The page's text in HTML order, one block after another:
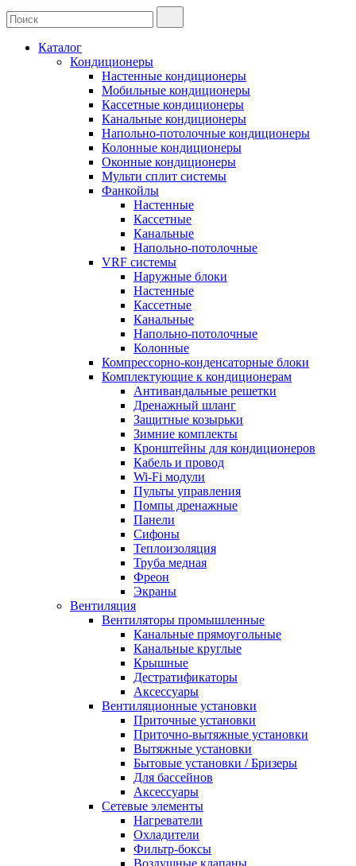
Каталог
Кондиционеры
Настенные кондиционеры
Мобильные кондиционеры
Кассетные кондиционеры
Канальные кондиционеры
Напольно-потолочные кондиционеры
Колонные кондиционеры
Оконные кондиционеры
Мульти сплит системы
Фанкойлы
Настенные
Кассетные
Канальные
Напольно-потолочные
VRF системы
Наружные блоки
Настенные
Кассетные
Канальные
Напольно-потолочные
Колонные
Компрессорно-конденсаторные блоки
Комплектующие к кондиционерам
Антивандальные решетки
Дренажный шланг
Защитные козырьки
Зимние комплекты
Кронштейны для кондиционеров
Кабель и провод
Wi-Fi модули
Пульты управления
Помпы дренажные
Панели
Сифоны
Теплоизоляция
Труба медная
Фреон
Экраны
Вентиляция
Вентиляторы промышленные
Канальные прямоугольные
Канальные круглые
Крышные
Дестратификаторы
Аксессуары
Вентиляционные установки
Приточные установки
Приточно-вытяжные установки
Вытяжные установки
Бытовые установки / Бризеры
Для бассейнов
Аксессуары
Сетевые элементы
Нагреватели
Охладители
Фильтр-боксы
Воздушные клапаны